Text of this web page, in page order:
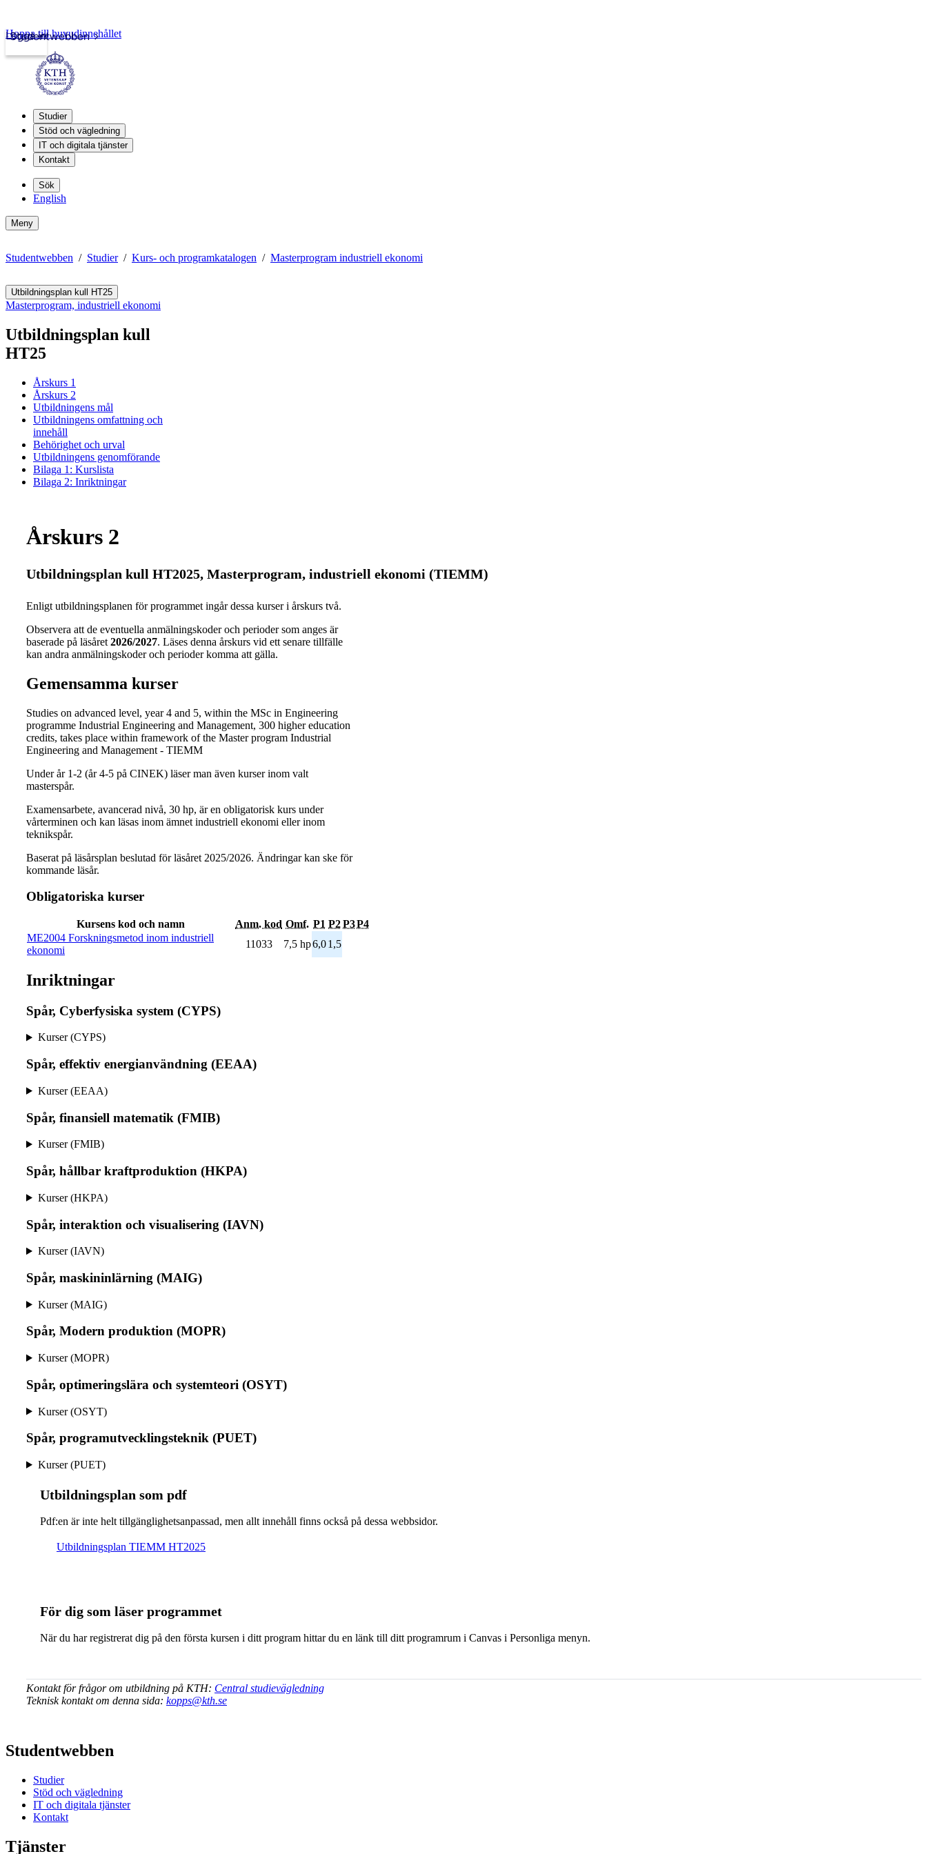
Studentwebben
Logga in
Hoppa till huvudinnehållet
Studier
Stöd och vägledning
IT och digitala tjänster
Kontakt
Sök
English
Meny
Studentwebben Studier Kurs- och programkatalogen Masterprogram industriell ekonomi
Utbildningsplan kull HT25
Masterprogram, industriell ekonomi
Utbildningsplan kull
HT25
Årskurs 1
Årskurs 2
Utbildningens mål
Utbildningens omfattning och
innehåll
Behörighet och urval
Utbildningens genomförande
Bilaga 1: Kurslista
Bilaga 2: Inriktningar
Årskurs 2
Utbildningsplan kull HT2025, Masterprogram, industriell ekonomi (TIEMM)
Enligt utbildningsplanen för programmet ingår dessa kurser i årskurs två.
Observera att de eventuella anmälningskoder och perioder som anges är
baserade på läsåret 2026/2027. Läses denna årskurs vid ett senare tillfälle
kan andra anmälningskoder och perioder komma att gälla.
Gemensamma kurser
Studies on advanced level, year 4 and 5, within the MSc in Engineering
programme Industrial Engineering and Management, 300 higher education
credits, takes place within framework of the Master program Industrial
Engineering and Management - TIEMM
Under år 1-2 (år 4-5 på CINEK) läser man även kurser inom valt
masterspår.
Examensarbete, avancerad nivå, 30 hp, är en obligatorisk kurs under
vårterminen och kan läsas inom ämnet industriell ekonomi eller inom
teknikspår.
Baserat på läsårsplan beslutad för läsåret 2025/2026. Ändringar kan ske för
kommande läsår.
Obligatoriska kurser
Kursens kod och namn Anm. kod Omf. P1 P2P3P4
ME2004 Forskningsmetod inom industriell
ekonomi
11033 7,5 hp6,01,5
Inriktningar
Spår, Cyberfysiska system (CYPS)
Kurser (CYPS)
Spår, effektiv energianvändning (EEAA)
Kurser (EEAA)
Spår, finansiell matematik (FMIB)
Kurser (FMIB)
Spår, hållbar kraftproduktion (HKPA)
Kurser (HKPA)
Spår, interaktion och visualisering (IAVN)
Kurser (IAVN)
Spår, maskininlärning (MAIG)
Kurser (MAIG)
Spår, Modern produktion (MOPR)
Kurser (MOPR)
Spår, optimeringslära och systemteori (OSYT)
Kurser (OSYT)
Spår, programutvecklingsteknik (PUET)
Kurser (PUET)
Ut­bild­nings­plan som pdf
Pdf:en är inte helt till­gäng­lig­hets­an­pas­sad, men allt inne­håll finns också på dessa webb­sidor.
Ut­bild­nings­plan TIEMM HT2025
För dig som läser programmet
När du har registrerat dig på den första kursen i ditt program hittar du en länk till ditt programrum i Canvas i Personliga menyn.
Kontakt för frågor om utbildning på KTH: Central studievägledning
Teknisk kontakt om denna sida: kopps@kth.se
Studentwebben
Studier
Stöd och vägledning
IT och digitala tjänster
Kontakt
Tjänster